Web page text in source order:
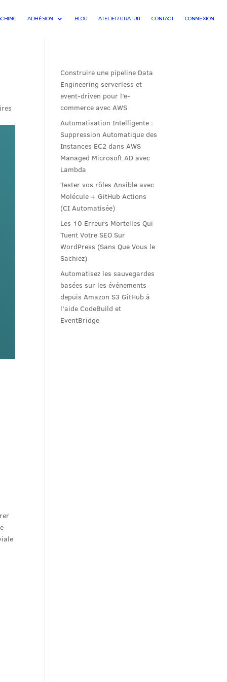
ADHÉSION BLOG ATELIER GRATUIT CONTACT CONNEXION
Construire une pipeline Data
Engineering serverless et
event-driven pour l’e-
commerce avec AWS
Automatisation Intelligente :
Suppression Automatique des
Instances EC2 dans AWS
Managed Microsoft AD avec
Lambda
Tester vos rôles Ansible avec
Molécule + GitHub Actions
(CI Automatisée)
Les 10 Erreurs Mortelles Qui
Tuent Votre SEO Sur
WordPress (Sans Que Vous le
Sachiez)
Automatisez les sauvegardes
basées sur les événements
depuis Amazon S3 GitHub à
l’aide CodeBuild et
EventBridge